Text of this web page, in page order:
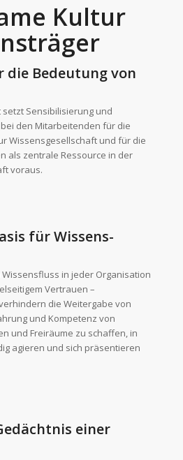
Kultur
die Bedeutung von
Sensibilisierung und
den Mitarbeitenden für die
Wissensgesellschaft und für die
als zentrale Ressource in der
voraus.
für Wissens-
in jeder Organisation
Vertrauen –
die Weitergabe von
und Kompetenz von
und Freiräume zu schaffen, in
agieren und sich präsentieren
einer